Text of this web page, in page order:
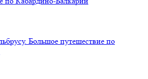
Большое путешествие по